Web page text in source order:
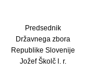
Predsednik
Državnega zbora
Republike Slovenije
Jožef Školč l. r.